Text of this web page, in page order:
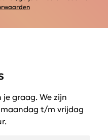
graag. We zijn
t/m vrijdag